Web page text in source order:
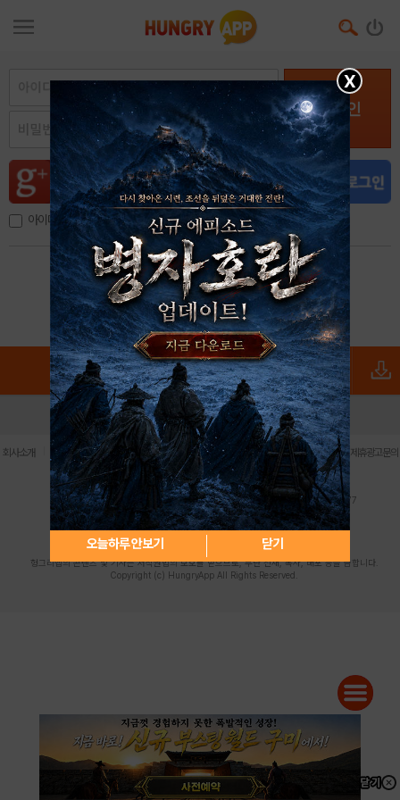
로그인
아이디, 이메일 저장
아이디 / 비밀번호 찾기 회원가입
X
오늘하루 안보기 닫기
로그인 PC버전 전체앱
회사소개 이용약관 | 개인정보 처리방침 | 청소년 보호정책 | 불법촬영물 신고센터 | 제휴광고문의
사업자등록번호:119-86-61101 (주)스마트나우 대표이사:송현두
주소: 서울시 금천구 가산디지털1로 171 연락처:063-284-8635 팩스:02-6265-0377
청소년보호책임자:김동욱desk@hungryapp.co.kr
등록번호:서울아02322 | 등록일자:2016년4월25일
발행인:(주)스마트나우 송현두 | 편집인:김동욱
헝그리앱의 콘텐츠 및 기사는 저작권법의 보호를 받으므로, 무단 전재, 복사, 배포 등을 금합니다.
Copyright (c) HungryApp All Rights Reserved.